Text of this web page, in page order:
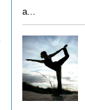
a...